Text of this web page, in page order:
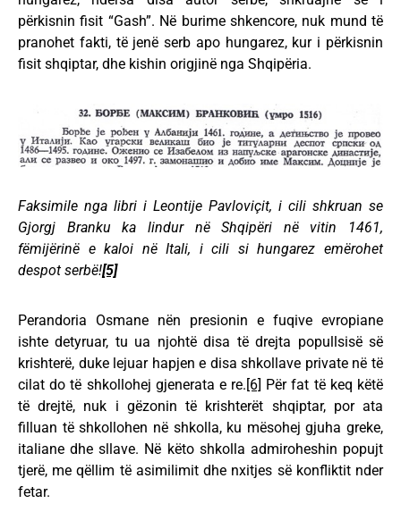
përkisnin fisit “Gash”. Në burime shkencore, nuk mund të
pranohet fakti, të jenë serb apo hungarez, kur i përkisnin
fisit shqiptar, dhe kishin origjinë nga Shqipëria.
Faksimile nga libri i Leontije Pavloviçit, i cili shkruan se
Gjorgj Branku ka lindur në Shqipëri në vitin 1461,
fëmijërinë e kaloi në Itali, i cili si hungarez emërohet
despot serbë![5]
Perandoria Osmane nën presionin e fuqive evropiane
ishte detyruar, tu ua njohtë disa të drejta popullsisë së
krishterë, duke lejuar hapjen e disa shkollave private në të
cilat do të shkollohej gjenerata e re.[6] Për fat të keq këtë
të drejtë, nuk i gëzonin të krishterët shqiptar, por ata
filluan të shkollohen në shkolla, ku mësohej gjuha greke,
italiane dhe sllave. Në këto shkolla admiroheshin popujt
tjerë, me qëllim të asimilimit dhe nxitjes së konfliktit nder
fetar.